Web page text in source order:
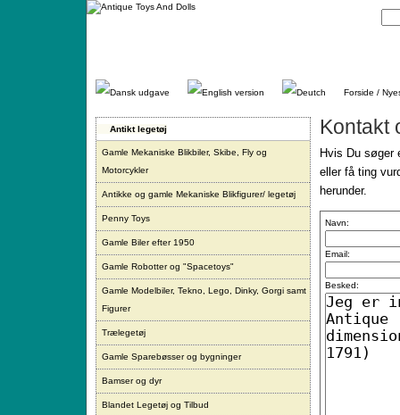
Gå
Forside /
Antikt legetøj
Gamle Mekaniske Blikbiler, Skibe, Fly og
Motorcykler
Antikke og gamle Mekaniske Blikfigurer/ legetøj
Penny Toys
Gamle Biler efter 1950
Gamle Robotter og "Spacetoys"
Gamle Modelbiler, Tekno, Lego, Dinky, Gorgi samt
Figurer
Trælegetøj
Gamle Sparebøsser og bygninger
Bamser og dyr
Blandet Legetøj og Tilbud
Kontakt
Hvis Du
eller få ting
herunder.
Navn:
Email:
Besked: